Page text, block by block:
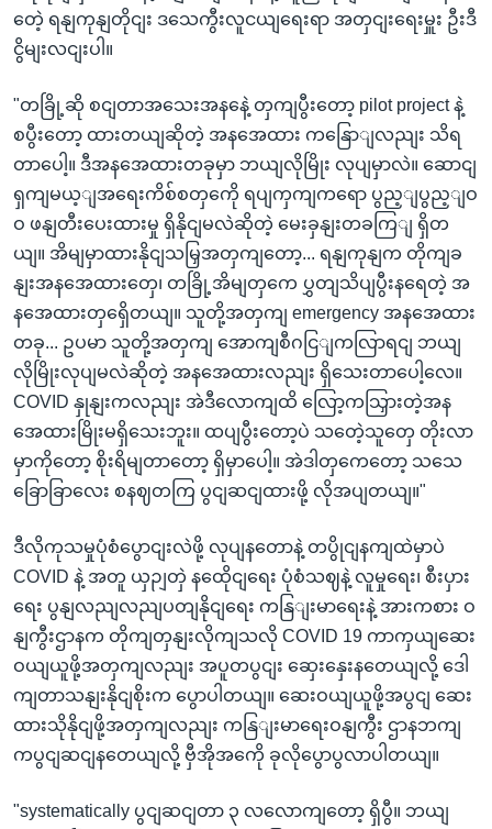
တေဲ့ ရနျကုနျတိုငျး ဒသေကွီးလူငယျရေးရာ အတှငျးရေးမှူး ဦးဒီ
ငွိမျးလငျးပါ။
"တခြို့ဆို စငျတာအသေးအနနေဲ့ တှကျပွီးတော့ pilot project နဲ့
စပွီးတော့ ထားတယျဆိုတဲ့ အနအေထား ကနြောျလညျး သိရ
တာပေါ့။ ဒီအနအေထားတခုမှာ ဘယျလိုမြိုး လုပျမှာလဲ။ ဆောငျ
ရှကျမယ့ျအရေးကိစ်စတှကေို ရပျကှကျကရော ပွည့ျပွည့ျဝ
ဝ ဖနျတီးပေးထားမှု ရှိနိုငျမလဲဆိုတဲ့ မေးခှနျးတခကြျ ရှိတ
ယျ။ အိမျမှာထားနိုငျသမြှအတှကျတော့... ရနျကုနျက တိုကျခ
နျးအနအေထားတှေ၊ တခြို့အိမျတှကေ ပွှတျသိပျပွီးနရေတဲ့ အ
နအေထားတှရှေိတယျ။ သူတို့အတှကျ emergency အနအေထား
တခု... ဥပမာ သူတို့အတှကျ အောကျစီဂငြျကလြာရငျ ဘယျ
လိုမြိုးလုပျမလဲဆိုတဲ့ အနအေထားလညျး ရှိသေးတာပေါ့လေ။
COVID နှုနျးကလညျး အဲဒီလောကျထိ လြော့ကသြှားတဲ့အန
အေထားမြိုးမရှိသေးဘူး။ ထပျပွီးတော့ပဲ သတေဲ့သူတှေ တိုးလာ
မှာကိုတော့ စိုးရိမျတာတော့ ရှိမှာပေါ့။ အဲဒါတှကေတော့ သသေ
ခြောခြာလေး စနဈတကြ ပွငျဆငျထားဖို့ လိုအပျတယျ။"
ဒီလိုကုသမှုပုံစံပွောငျးလဲဖို့ လုပျနတောနဲ့ တပွိုငျနကျထဲမှာပဲ
COVID နဲ့ အတူ ယှဉျတှဲ နထေိုငျရေး ပုံစံသဈနဲ့ လူမှုရေး၊ စီးပှား
ရေး ပွနျလညျလညျပတျနိုငျရေး ကနြျးမာရေးနဲ့ အားကစား ဝ
နျကွီးဌာနက တိုကျတှနျးလိုကျသလို COVID 19 ကာကှယျဆေး
ဝယျယူဖို့အတှကျလညျး အပူတပွငျး ဆှေးနှေးနတေယျလို့ ဒေါ
ကျတာသနျးနိုငျစိုးက ပွောပါတယျ။ ဆေးဝယျယူဖို့အပွငျ ဆေး
ထားသိုနိုငျဖို့အတှကျလညျး ကနြျးမာရေးဝနျကွီး ဌာနဘကျ
ကပွငျဆငျနတေယျလို့ ဗှီအိုအကေို ခုလိုပွောပွလာပါတယျ။
"systematically ပွငျဆငျတာ ၃ လလောကျတော့ ရှိပွီ။ ဘယျ